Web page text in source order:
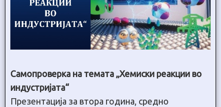
Самопроверка на темата „Хемиски реакции во
индустријата“
Презентација за втора година, средно